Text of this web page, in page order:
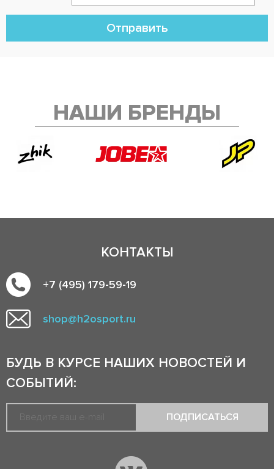
Отправить
НАШИ БРЕНДЫ
КОНТАКТЫ
+7 (495) 179-59-19
shop@h2osport.ru
БУДЬ В КУРСЕ НАШИХ НОВОСТЕЙ И
СОБЫТИЙ:
ПОДПИСАТЬСЯ